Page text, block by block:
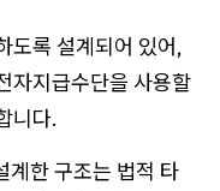
도록 설계되어 있어,
자지급수단을 사용할
니다.
계한 구조는 법적 타